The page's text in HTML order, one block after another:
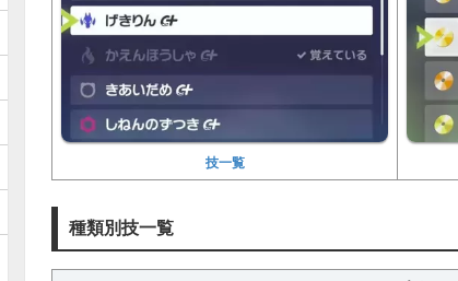
技一覧
種類別技一覧